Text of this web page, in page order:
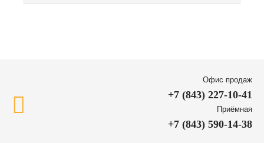
Офис продаж
+7 (843) 227-10-41
Приёмная
+7 (843) 590-14-38